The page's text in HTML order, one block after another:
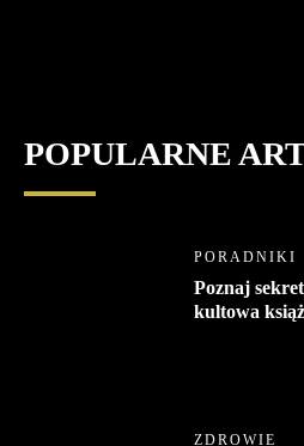
POPULARNE
PORADNIKI
Poznaj
kultowa
ZDROWIE